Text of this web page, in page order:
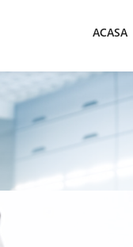
ACASA